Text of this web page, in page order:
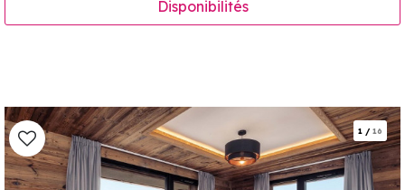
Disponibilités
1 / 16